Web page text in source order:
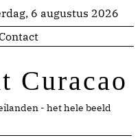
6 augustus 2026
Curacao
- het hele beeld